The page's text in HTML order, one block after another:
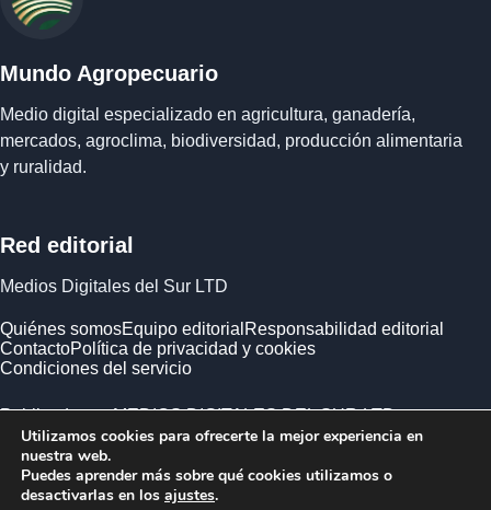
Mundo Agropecuario
Medio digital especializado en agricultura, ganadería,
mercados, agroclima, biodiversidad, producción alimentaria
y ruralidad.
Red editorial
Medios Digitales del Sur LTD
Quiénes somosEquipo editorial Responsabilidad editorial
ContactoPolítica de privacidad y cookies
Condiciones del servicio
Publicado por MEDIOS DIGITALES DEL SUR LTD ·
Empresa registrada en Inglaterra y Gales.
Utilizamos cookies para ofrecerte la mejor experiencia en
nuestra web.
Puedes aprender más sobre qué cookies utilizamos o
desactivarlas en los ajustes.